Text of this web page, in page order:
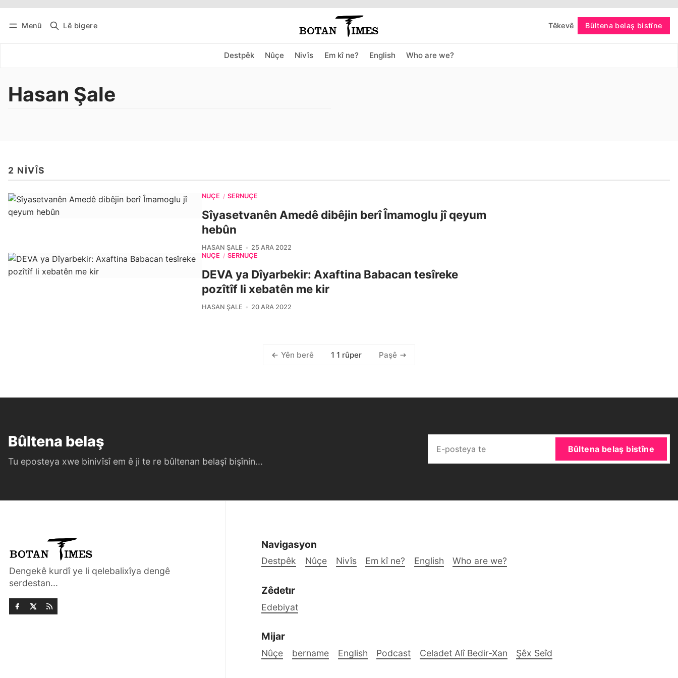
Menû Lê bigere Têkevê Bûltena belaş bistîne
Destpêk Nûçe Nivîs Em kî ne? English Who are we?
Têkevê Bûltena belaş bistîne bişopîne
Hasan Şale
2 NIVÎS
NÛÇE / SERNÛÇE
Sîyasetvanên Amedê dibêjin berî Îmamoglu jî qeyum
hebûn
HASAN ŞALE
25 ARA 2022
NÛÇE / SERNÛÇE
DEVA ya Dîyarbekir: Axaftina Babacan tesîreke
pozîtîf li xebatên me kir
HASAN ŞALE 20 ARA 2022
Yên berê 1 1 rûper Paşê
Bûltena belaş
Tu eposteya xwe binivîsî em ê ji te re bûltenan belaşî bişînin...
Bûltena belaş bistîne
Dengekê kurdî ye li qelebalixîya dengê
serdestan...
Navigasyon
Destpêk Nûçe Nivîs Em kî ne? English Who are we?
Zêdetır
Edebiyat
Mijar
Nûçe bername English Podcast Celadet Alî Bedir-Xan Şêx Seîd